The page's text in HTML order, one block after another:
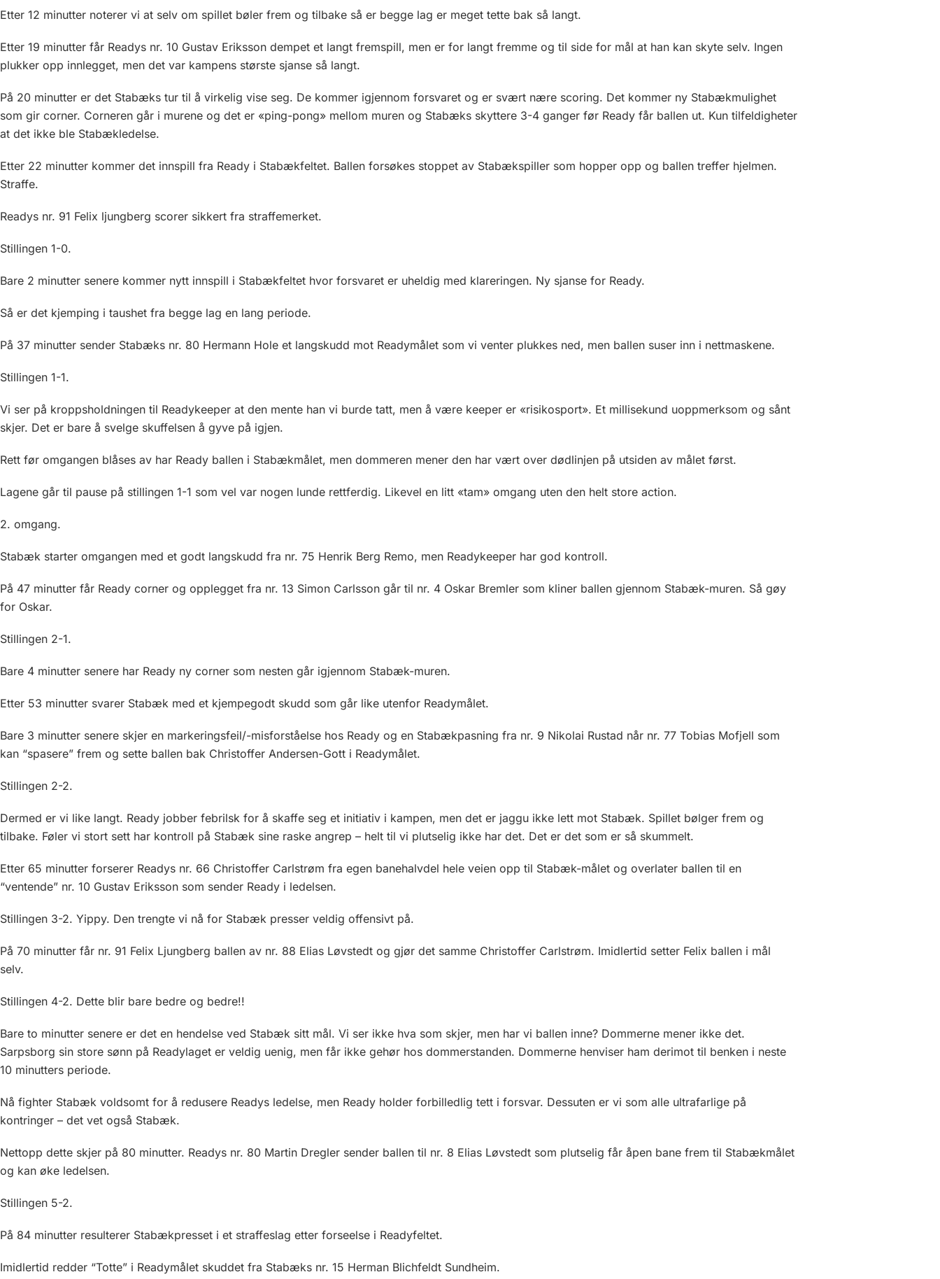
Etter 12 minutter noterer vi at selv om spillet bøler frem og tilbake så er begge lag er meget tette bak så langt.
Etter 19 minutter får Readys nr. 10 Gustav Eriksson dempet et langt fremspill, men er for langt fremme og til side for mål at han kan skyte selv. Ingen
plukker opp innlegget, men det var kampens største sjanse så langt.
På 20 minutter er det Stabæks tur til å virkelig vise seg. De kommer igjennom forsvaret og er svært nære scoring. Det kommer ny Stabækmulighet
som gir corner. Corneren går i murene og det er «ping-pong» mellom muren og Stabæks skyttere 3-4 ganger før Ready får ballen ut. Kun tilfeldigheter
at det ikke ble Stabækledelse.
Etter 22 minutter kommer det innspill fra Ready i Stabækfeltet. Ballen forsøkes stoppet av Stabækspiller som hopper opp og ballen treffer hjelmen.
Straffe.
Readys nr. 91 Felix ljungberg scorer sikkert fra straffemerket.
Stillingen 1-0.
Bare 2 minutter senere kommer nytt innspill i Stabækfeltet hvor forsvaret er uheldig med klareringen. Ny sjanse for Ready.
Så er det kjemping i taushet fra begge lag en lang periode.
På 37 minutter sender Stabæks nr. 80 Hermann Hole et langskudd mot Readymålet som vi venter plukkes ned, men ballen suser inn i nettmaskene.
Stillingen 1-1.
Vi ser på kroppsholdningen til Readykeeper at den mente han vi burde tatt, men å være keeper er «risikosport». Et millisekund uoppmerksom og sånt
skjer. Det er bare å svelge skuffelsen å gyve på igjen.
Rett før omgangen blåses av har Ready ballen i Stabækmålet, men dommeren mener den har vært over dødlinjen på utsiden av målet først.
Lagene går til pause på stillingen 1-1 som vel var nogen lunde rettferdig. Likevel en litt «tam» omgang uten den helt store action.
2. omgang.
Stabæk starter omgangen med et godt langskudd fra nr. 75 Henrik Berg Remo, men Readykeeper har god kontroll.
På 47 minutter får Ready corner og opplegget fra nr. 13 Simon Carlsson går til nr. 4 Oskar Bremler som kliner ballen gjennom Stabæk-muren. Så gøy
for Oskar.
Stillingen 2-1.
Bare 4 minutter senere har Ready ny corner som nesten går igjennom Stabæk-muren.
Etter 53 minutter svarer Stabæk med et kjempegodt skudd som går like utenfor Readymålet.
Bare 3 minutter senere skjer en markeringsfeil/-misforståelse hos Ready og en Stabækpasning fra nr. 9 Nikolai Rustad når nr. 77 Tobias Mofjell som
kan “spasere” frem og sette ballen bak Christoffer Andersen-Gott i Readymålet.
Stillingen 2-2.
Dermed er vi like langt. Ready jobber febrilsk for å skaffe seg et initiativ i kampen, men det er jaggu ikke lett mot Stabæk. Spillet bølger frem og
tilbake. Føler vi stort sett har kontroll på Stabæk sine raske angrep – helt til vi plutselig ikke har det. Det er det som er så skummelt.
Etter 65 minutter forserer Readys nr. 66 Christoffer Carlstrøm fra egen banehalvdel hele veien opp til Stabæk-målet og overlater ballen til en
“ventende” nr. 10 Gustav Eriksson som sender Ready i ledelsen.
Stillingen 3-2. Yippy. Den trengte vi nå for Stabæk presser veldig offensivt på.
På 70 minutter får nr. 91 Felix Ljungberg ballen av nr. 88 Elias Løvstedt og gjør det samme Christoffer Carlstrøm. Imidlertid setter Felix ballen i mål
selv.
Stillingen 4-2. Dette blir bare bedre og bedre!!
Bare to minutter senere er det en hendelse ved Stabæk sitt mål. Vi ser ikke hva som skjer, men har vi ballen inne? Dommerne mener ikke det.
Sarpsborg sin store sønn på Readylaget er veldig uenig, men får ikke gehør hos dommerstanden. Dommerne henviser ham derimot til benken i neste
10 minutters periode.
Nå fighter Stabæk voldsomt for å redusere Readys ledelse, men Ready holder forbilledlig tett i forsvar. Dessuten er vi som alle ultrafarlige på
kontringer – det vet også Stabæk.
Nettopp dette skjer på 80 minutter. Readys nr. 80 Martin Dregler sender ballen til nr. 8 Elias Løvstedt som plutselig får åpen bane frem til Stabækmålet
og kan øke ledelsen.
Stillingen 5-2.
På 84 minutter resulterer Stabækpresset i et straffeslag etter forseelse i Readyfeltet.
Imidlertid redder “Totte” i Readymålet skuddet fra Stabæks nr. 15 Herman Blichfeldt Sundheim.